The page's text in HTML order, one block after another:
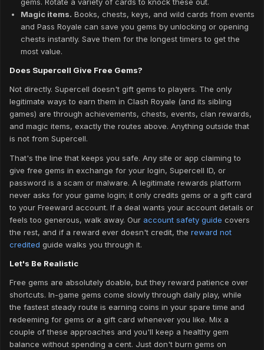
Magic items. Books, chests, keys, and wild cards from events
and Pass Royale can save you gems by unlocking or opening
chests instantly. Save them for the longest timers to get the
most value.
Does Supercell Give Free Gems?
Not directly. Supercell doesn't gift gems to players. The only
legitimate ways to earn them in Clash Royale (and its sibling
games) are through achievements, chests, events, clan rewards,
and magic items, exactly the routes above. Anything outside that
is not from Supercell.
That's the line that keeps you safe. Any site or app claiming to
give free gems in exchange for your login, Supercell ID, or
password is a scam or malware. A legitimate rewards platform
never asks for your game login; it only credits gems or a gift card
to your Freeward account. If a deal wants your account details or
feels too generous, walk away. Our account safety guide covers
the rest, and if a reward ever doesn't credit, the reward not
credited guide walks you through it.
Let's Be Realistic
Free gems are absolutely doable, but they reward patience over
shortcuts. In-game gems come slowly through daily play, while
the fastest steady route is earning coins in your spare time and
redeeming for gems or a gift card whenever you like. Mix a
couple of these approaches and you'll keep a healthy gem
balance without spending a cent. Just don't burn gems on